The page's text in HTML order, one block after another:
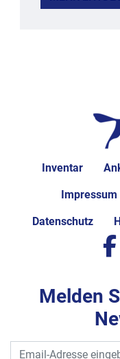
Inventar
Impressum
Datenschutz
Melden